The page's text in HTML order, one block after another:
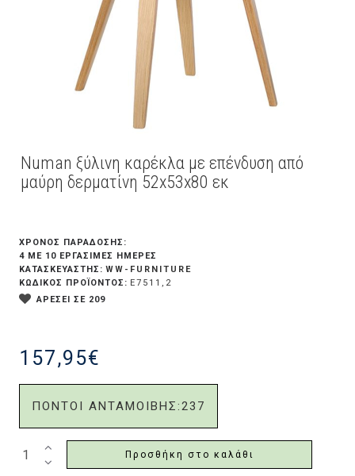
Numan ξύλινη καρέκλα με επένδυση από
μαύρη δερματίνη 52x53x80 εκ
157,95€
ΠΟΝΤΟΙ ΑΝΤΑΜΟΙΒΗΣ:237
ΧΡΟΝΟΣ ΠΑΡΑΔΟΣΗΣ:
4 ΜΕ 10 ΕΡΓΆΣΙΜΕΣ ΗΜΈΡΕΣ
ΚΑΤΑΣΚΕΥΑΣΤΗΣ: WW-FURNITURE
ΚΩΔΙΚΟΣ ΠΡΟΪΟΝΤΟΣ: Ε7511,2
ΑΡΕΣΕΙ ΣΕ 209
Προσθήκη στο καλάθι